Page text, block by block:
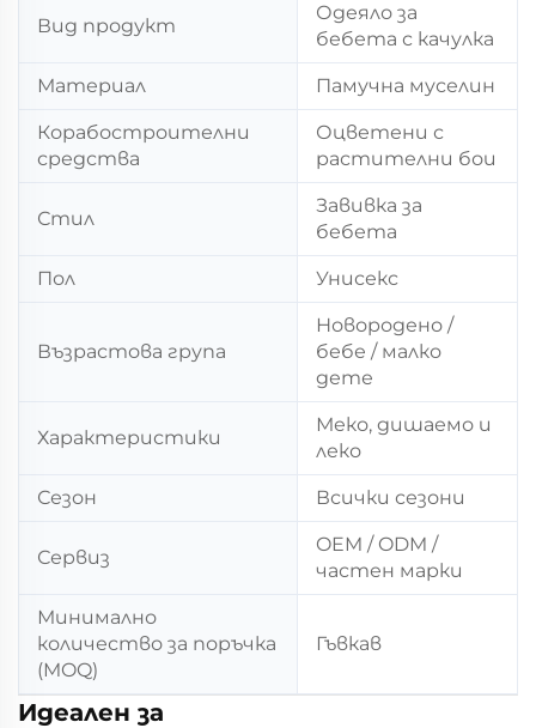
Вид продукт
Одеяло за
бебета с качулка
Материал Памучна муселин
Корабостроителни
средства
Оцветени с
растителни бои
Стил
Завивка за
бебета
Пол Унисекс
Възрастова група
Новородено /
бебе / малко
дете
Характеристики
Меко, дишаемо и
леко
Сезон Всички сезони
Сервиз
OEM / ODM /
частен марки
Минимално
количество за поръчка
(MOQ)
Гъвкав
Идеален за